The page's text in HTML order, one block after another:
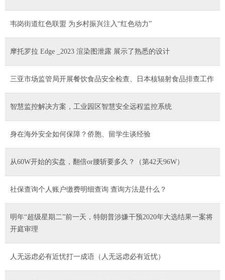
韦岗街道红色联盟 为乡村振兴注入“红色动力”
摩托罗拉 Edge _2023 渲染图泄露 展示了熟悉的设计
三亚市场监管局开展餐饮食品安全检查、日本核辐射食品排查工作
智慧监控解决方案，工业园区智慧安全远程监控系统
身在海外安全如何保障？侨胞、留学生谈经验
从60W开始的实盘，翻倍or腰斩要多久？（第42天96W）
社保查询个人账户缴费明细查询 查询方法是什么？
明年“超级星期二”前一天，特朗普涉嫌干预2020年大选结果一案将
开庭审理
人无远虑必有近忧打一成语（人无远虑必有近忧）